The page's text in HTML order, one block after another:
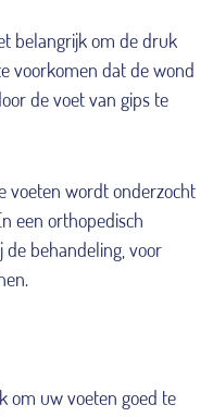
belangrijk om de druk
voorkomen dat de wond
de voet van gips te
voeten wordt onderzocht
een orthopedisch
behandeling, voor
om uw voeten goed te